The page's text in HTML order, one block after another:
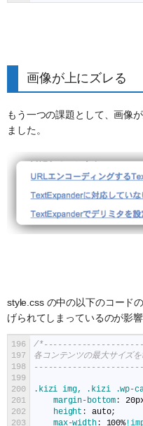
画像が上にズレる
もう一つの課題として、画像
ました。
style.css の中の以下のコード
げられてしまっているのが影
196
197
198
199
200
201
202
203
/
各コンテンツの最大サイズ
.kizi img, .kizi .wp-
margin-bottom :
height : auto;
max-width: 100%